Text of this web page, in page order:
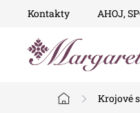
PrejsťKontakty AHOJ,
Domov
Krojové